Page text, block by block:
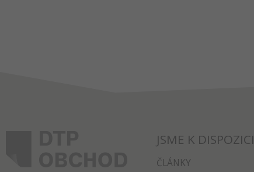
JSME K DISPOZICI
ČLÁNKY